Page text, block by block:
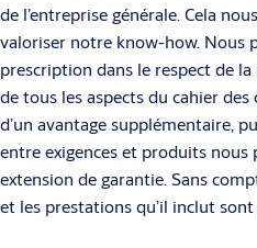
de l’entreprise générale. Cela
valoriser notre know-how. Nous
prescription dans le respect de
de tous les aspects du cahier des
d’un avantage sup­plé­men­taire,
entre exigences et produits
extension de garantie. Sans
et les prestations qu’il inclut